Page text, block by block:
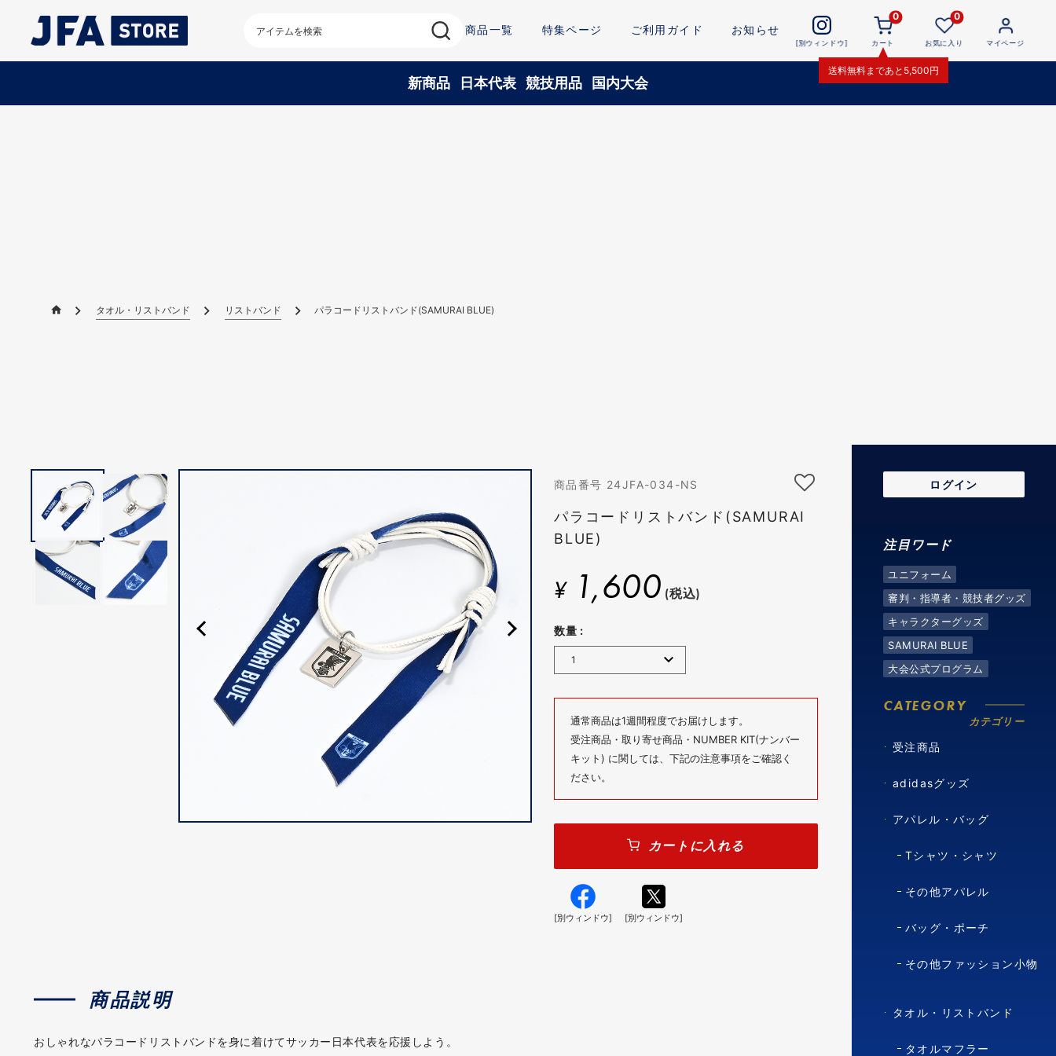
商品一覧 特集ページ ご利用ガイド お知らせ
[別ウィンドウ]
0
カート
送料無料まであと 5,500円
0
お気に入り マイページ
新商品 日本代表 競技用品 国内大会
タオル・リストバンド リストバンド パラコードリストバンド(SAMURAI BLUE)
商品番号 24JFA-034-NS
パラコードリストバンド(SAMURAI
BLUE)
¥ 1,600 (税込)
数量 :
通常商品は1週間程度でお届けします。
受注商品・取り寄せ商品・NUMBER KIT(ナンバー
キット) に関しては、下記の注意事項をご確認く
ださい。
カートに入れる
[別ウィンドウ] [別ウィンドウ]
商品説明
おしゃれなパラコードリストバンドを身に着けてサッカー日本代表を応援しよう。
ログイン
注目ワード
ユニフォーム
審判・指導者・競技者グッズ
キャラクターグッズ
SAMURAI BLUE
大会公式プログラム
CATEGORY
カテゴリー
受注商品
adidasグッズ
アパレル・バッグ
Tシャツ・シャツ
その他アパレル
バッグ・ポーチ
その他ファッション小物
タオル・リストバンド
タオルマフラー